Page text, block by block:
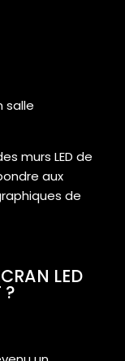
salle
murs LED de
aux
de
LED
?